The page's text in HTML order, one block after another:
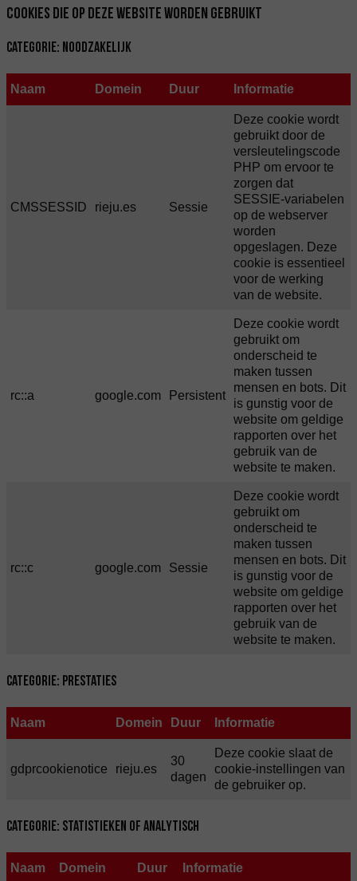
COOKIES DIE OP DEZE WEBSITE WORDEN GEBRUIKT
Categorie: Noodzakelijk
Naam Domein Duur Informatie
CMSSESSID rieju.es Sessie
Deze cookie wordt
gebruikt door de
versleutelingscode
PHP om ervoor te
zorgen dat
SESSIE-variabelen
op de webserver
worden
opgeslagen. Deze
cookie is essentieel
voor de werking
van de website.
rc::a google.com Persistent
Deze cookie wordt
gebruikt om
onderscheid te
maken tussen
mensen en bots. Dit
is gunstig voor de
website om geldige
rapporten over het
gebruik van de
website te maken.
rc::c google.com Sessie
Deze cookie wordt
gebruikt om
onderscheid te
maken tussen
mensen en bots. Dit
is gunstig voor de
website om geldige
rapporten over het
gebruik van de
website te maken.
Categorie: Prestaties
Naam Domein Duur Informatie
gdprcookienotice rieju.es
30
dagen
Deze cookie slaat de
cookie-instellingen van
de gebruiker op.
Categorie: Statistieken of Analytisch
Naam Domein Duur Informatie